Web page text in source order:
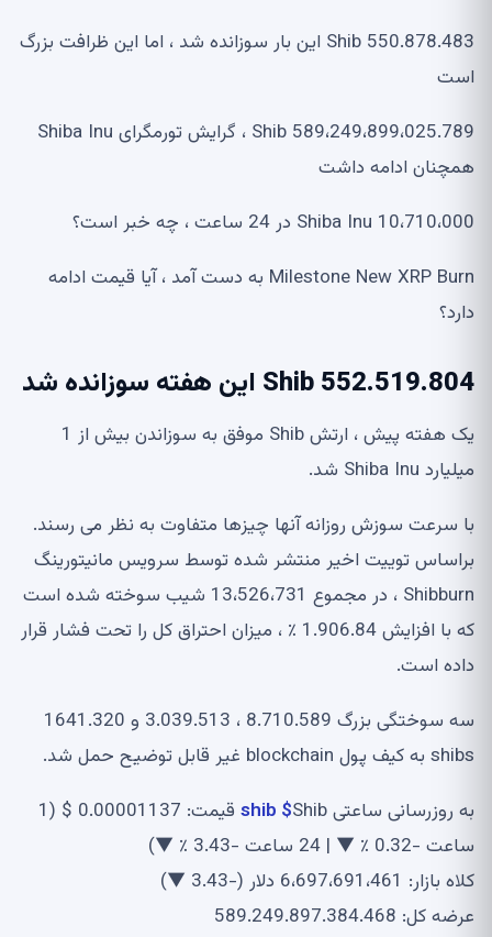
550.878.483 Shib این بار سوزانده شد ، اما این ظرافت بزرگ
است
589،249،899،025.789 Shib ، گرایش تورمگرای Shiba Inu
همچنان ادامه داشت
10،710،000 Shiba Inu در 24 ساعت ، چه خبر است؟
Milestone New XRP Burn به دست آمد ، آیا قیمت ادامه
دارد؟
552.519.804 Shib این هفته سوزانده شد
یک هفته پیش ، ارتش Shib موفق به سوزاندن بیش از 1
میلیارد Shiba Inu شد.
با سرعت سوزش روزانه آنها چیزها متفاوت به نظر می رسند.
براساس توییت اخیر منتشر شده توسط سرویس مانیتورینگ
Shibburn ، در مجموع 13،526،731 شیب سوخته شده است
که با افزایش 1.906.84 ٪ ، میزان احتراق کل را تحت فشار قرار
داده است.
سه سوختگی بزرگ 8.710.589 ، 3.039.513 و 1641.320
shibs به کیف پول blockchain غیر قابل توضیح حمل شد.
به روزرسانی ساعتی Shib
$ shib
قیمت: 0.00001137 $ (1
ساعت -0.32 ٪ ▼ | 24 ساعت -3.43 ٪ ▼)
کلاه بازار: 6،697،691،461 دلار (-3.43 ▼)
عرضه کل: 589.249.897.384.468